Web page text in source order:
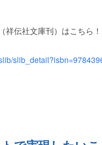
祥伝社文庫刊）はこちら！